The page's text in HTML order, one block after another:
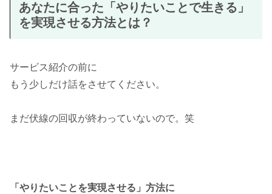
あなたに合った「やりたいことで生きる」
を実現させる方法とは？
サービス紹介の前に
もう少しだけ話をさせてください。
まだ伏線の回収が終わっていないので。笑
「やりたいことを実現させる」方法に